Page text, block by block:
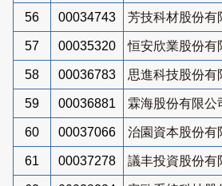
56 00034743 芳技科材股份有
57 00035320 恒安欣業股份有
58 00036783 思進科技股份有
59 00036881 霖海股份有限公
60 00037066 治園資本股份有
61 00037278 議丰投資股份有